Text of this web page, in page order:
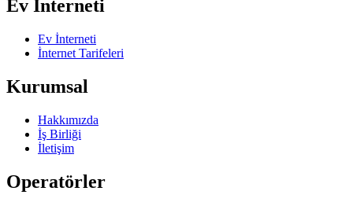
Ev İnterneti
Ev İnterneti
İnternet Tarifeleri
Kurumsal
Hakkımızda
İş Birliği
İletişim
Operatörler